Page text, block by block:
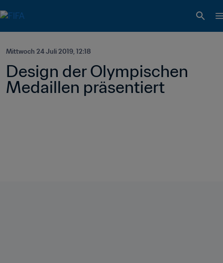
Mittwoch 24 Juli 2019, 12:18
Design der Olympischen
Medaillen präsentiert